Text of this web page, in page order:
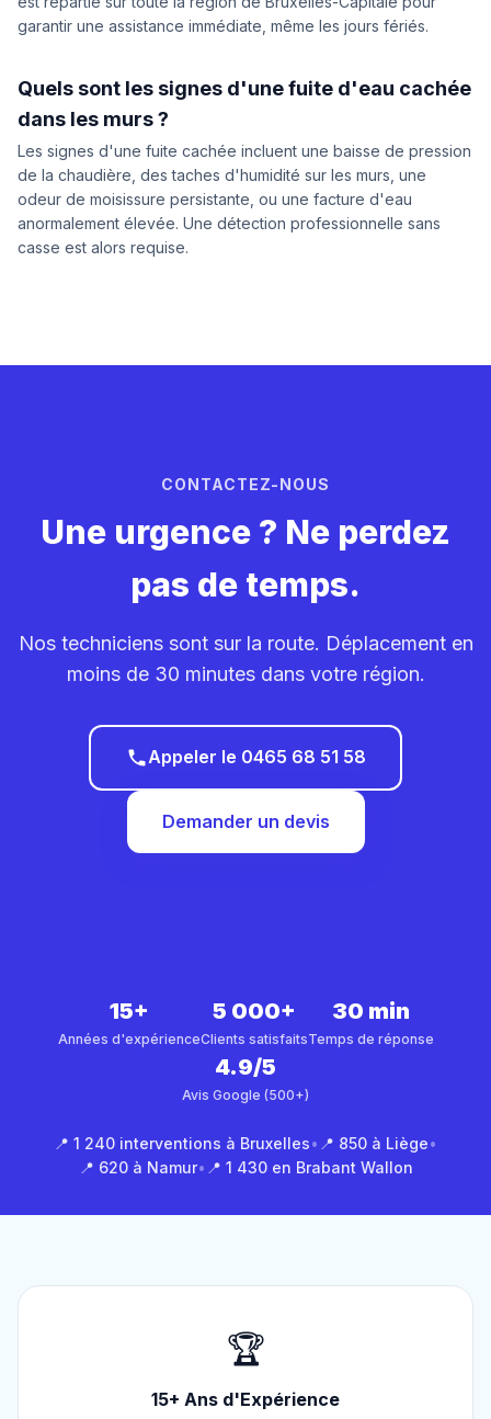
garantir une assistance immédiate, même les jours fériés.
Quels sont les signes d'une fuite d'eau cachée
dans les murs ?
Les signes d'une fuite cachée incluent une baisse de pression
de la chaudière, des taches d'humidité sur les murs, une
odeur de moisissure persistante, ou une facture d'eau
anormalement élevée. Une détection professionnelle sans
casse est alors requise.
CONTACTEZ-NOUS
Une urgence ? Ne perdez
pas de temps.
Nos techniciens sont sur la route. Déplacement en
moins de 30 minutes dans votre région.
Appeler le 0465 68 51 58
Demander un devis
15+
Années d'expérience
5 000+
Clients satisfaits
30 min
Temps de réponse
4.9/5
Avis Google (500+)
📍 1 240 interventions à Bruxelles• 📍 850 à Liège•
📍 620 à Namur• 📍 1 430 en Brabant Wallon
🏆
15+ Ans d'Expérience